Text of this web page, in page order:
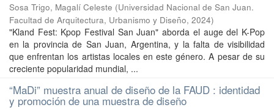
Sosa Trigo, Magalí Celeste (Universidad Nacional de San Juan.
Facultad de Arquitectura, Urbanismo y Diseño, 2024)
"Kland Fest: Kpop Festival San Juan" aborda el auge del K-Pop
en la provincia de San Juan, Argentina, y la falta de visibilidad
que enfrentan los artistas locales en este género. A pesar de su
creciente popularidad mundial, ...
“MaDi” muestra anual de diseño de la FAUD : identidad
y promoción de una muestra de diseño